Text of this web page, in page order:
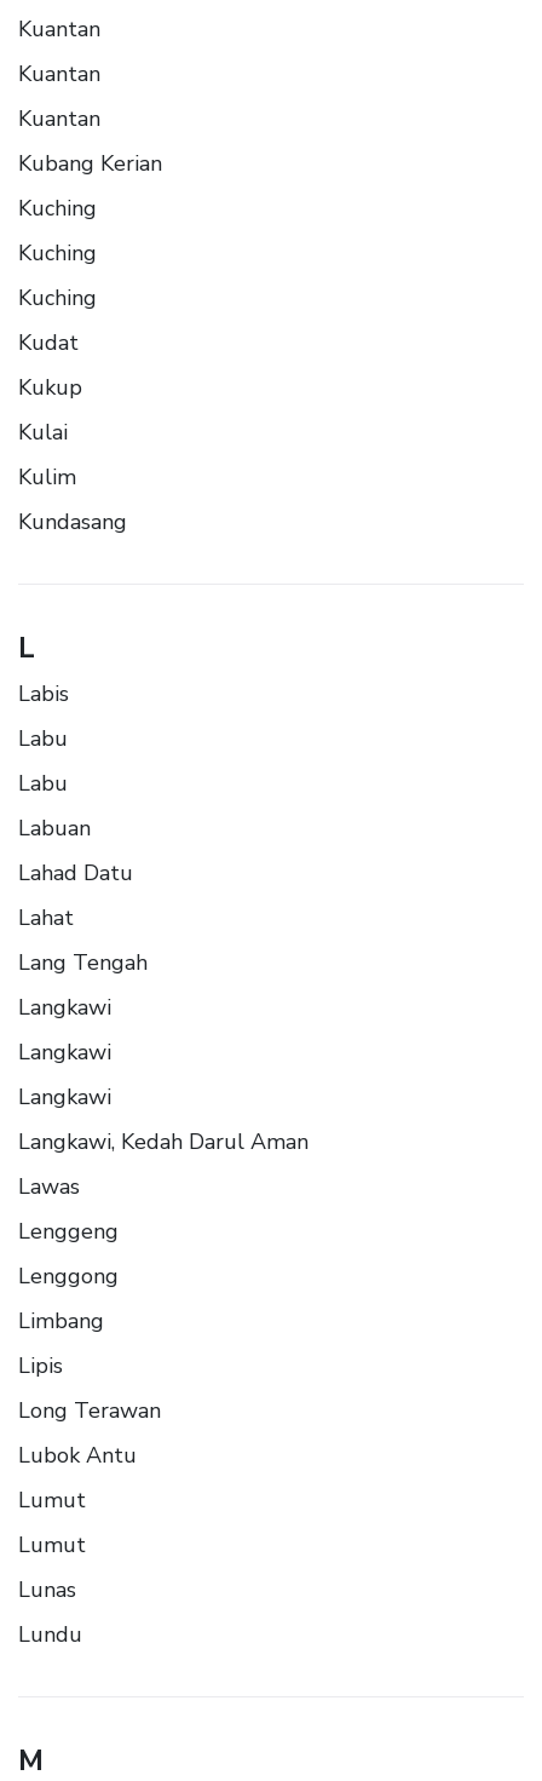
Kuantan
Kuantan
Kuantan
Kubang Kerian
Kuching
Kuching
Kuching
Kudat
Kukup
Kulai
Kulim
Kundasang
L
Labis
Labu
Labu
Labuan
Lahad Datu
Lahat
Lang Tengah
Langkawi
Langkawi
Langkawi
Langkawi, Kedah Darul Aman
Lawas
Lenggeng
Lenggong
Limbang
Lipis
Long Terawan
Lubok Antu
Lumut
Lumut
Lunas
Lundu
M